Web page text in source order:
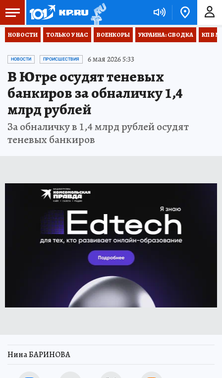
НОВОСТИ ТОЛЬКО У НАС ВОЕНКОРЫ УКРАИНА: СВОДКА КП В
НОВОСТИ ПРОИСШЕСТВИЯ 6 мая 2026 5:33
В Югре осудят теневых
банкиров за обналичку 1,4
млрд рублей
За обналичку в 1,4 млрд рублей осудят
теневых банкиров
Нина БАРИНОВА